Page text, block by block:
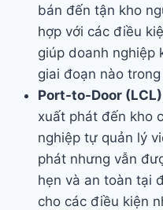
bán đến tận kho
hợp với các điều
giúp doanh nghiệp
giai đoạn nào
Port-to-Door
xuất phát đến kho
nghiệp tự quản lý
phát nhưng vẫn
hẹn và an toàn tại
cho các điều kiện